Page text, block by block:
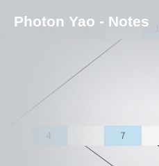
Photon Yao - Notes